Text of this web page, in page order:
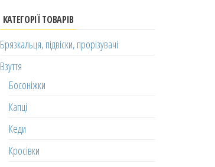
КАТЕГОРІЇ ТОВАРІВ
Брязкальця, підвіски, прорізувачі
Взуття
Босоніжки
Капці
Кеди
Кросівки